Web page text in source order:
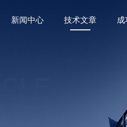
新闻中心 技术文章 成